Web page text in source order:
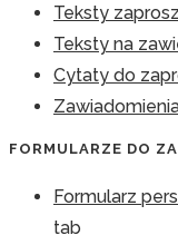
Teksty
Teksty na
Cytaty do
FORMULARZE DO
Formularz
tab